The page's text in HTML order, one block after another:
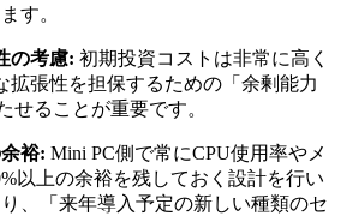
す。
の考慮: 初期投資コストは非常に高く
拡張性を担保するための「余剰能力
せることが重要です。
裕: Mini PC側で常にCPU使用率やメ
以上の余裕を残しておく設計を行い
、「来年導入予定の新しい種類のセ